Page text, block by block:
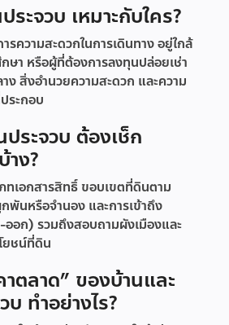
ระจวบ เหมาะกับใคร?
รความสะดวกในการเดินทาง อยู่ใกล้
ษา หรือผู้ที่ต้องการลงทุนปล่อยเช่า
ง สิ่งอำนวยความสะดวก และความ
ระกอบ
ระจวบ ต้องเช็ก
าง?
ทเอกสารสิทธิ์ ขอบเขตที่ดินตาม
พันหรือจำนอง และการเข้าถึง
ออก) รวมถึงสอบถามผังเมืองและ
ยชน์ที่ดิน
ตลาด” ของบ้านและ
ทำอย่างไร?